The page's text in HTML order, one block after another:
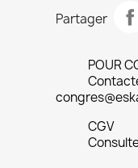
Partager
POUR
CGV